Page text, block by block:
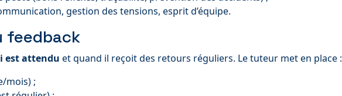
gestion des tensions, esprit d’équipe.
feedback
est attendu et quand il reçoit des retours réguliers. Le tuteur met en place :
mois) ;